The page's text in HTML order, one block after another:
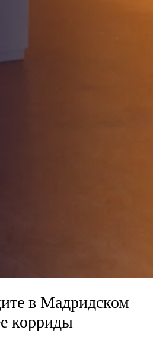
в Мадридском
корриды